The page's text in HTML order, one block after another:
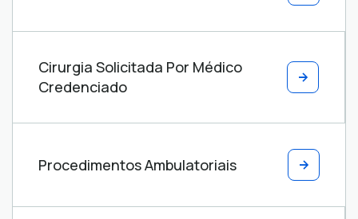
Cirurgia Solicitada Por Médico
Credenciado
Procedimentos Ambulatoriais